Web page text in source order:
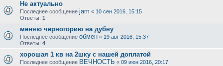
Не актуально
Последнее сообщение jam « 10 сен 2016, 15:15
Ответы: 1
меняю черногорию на дубну
Последнее сообщение обмен « 19 авг 2016, 15:37
Ответы: 4
хорошая 1 кв на 2шку с нашей доплатой
Последнее сообщение ВЕЧНОСТЬ « 09 июн 2016, 20:17